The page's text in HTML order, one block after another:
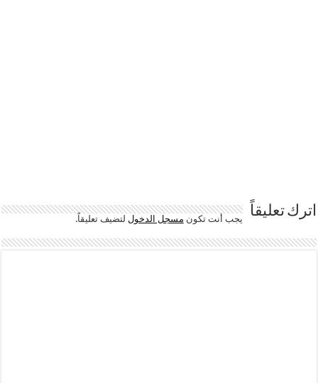
اترك تعليقاً يجب أنت تكون مسجل الدخوللتضيف تعليقاً.